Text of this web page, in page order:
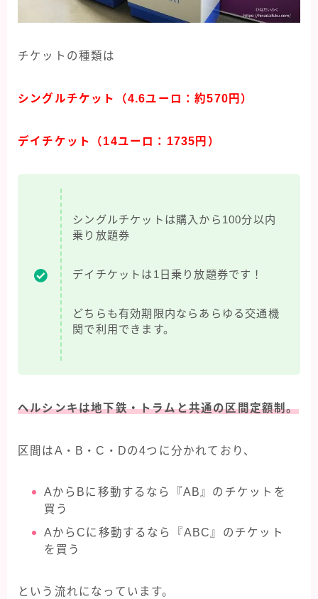
チケットの種類は
シングルチケット（4.6ユーロ：約570円）
デイチケット（14ユーロ：1735円）
シングルチケットは購入から100分以内
乗り放題券
デイチケットは1日乗り放題券です！
どちらも有効期限内ならあらゆる交通機
関で利用できます。
ヘルシンキは地下鉄・トラムと共通の区間定額制。
区間はA・B・C・Dの4つに分かれており、
AからBに移動するなら『AB』のチケットを
買う
AからCに移動するなら『ABC』のチケット
を買う
という流れになっています。